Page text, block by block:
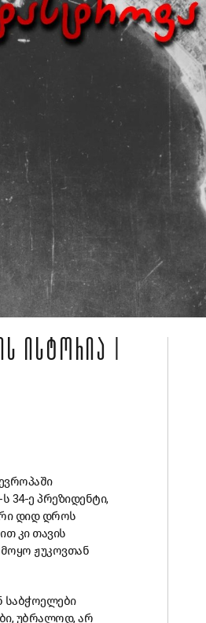
ᲘᲡᲢᲝᲠᲘᲐ |
34-ე პრეზიდენტი,
დიდ დროს
კი თავის
ჟუკოვთან
საბჭოელები
უბრალოდ, არ